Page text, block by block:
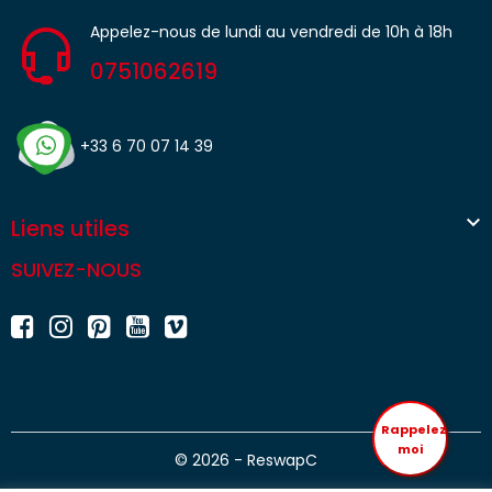
Appelez-nous de lundi au vendredi de 10h à 18h
0751062619
+33 6 70 07 14 39
Liens utiles 
SUIVEZ-NOUS
© 2026 - ReswapC
Rappelez
moi